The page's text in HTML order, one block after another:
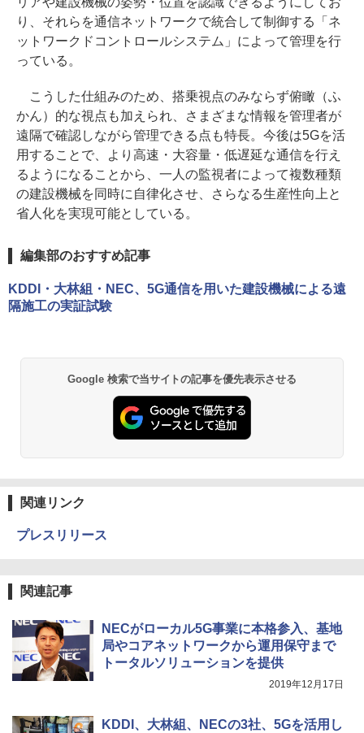
り、それらを通信ネットワークで統合して制御する「ネ
ットワークドコントロールシステム」によって管理を行
っている。
こうした仕組みのため、搭乗視点のみならず俯瞰（ふ
かん）的な視点も加えられ、さまざまな情報を管理者が
遠隔で確認しながら管理できる点も特長。今後は5Gを活
用することで、より高速・大容量・低遅延な通信を行え
るようになることから、一人の監視者によって複数種類
の建設機械を同時に自律化させ、さらなる生産性向上と
省人化を実現可能としている。
編集部のおすすめ記事
KDDI・大林組・NEC、5G通信を用いた建設機械による遠
隔施工の実証試験
Google 検索で当サイトの記事を優先表示させる
関連リンク
プレスリリース
関連記事
NECがローカル5G事業に本格参入、基地
局やコアネットワークから運用保守まで
トータルソリューションを提供
2019年12月17日
KDDI、大林組、NECの3社、5Gを活用し